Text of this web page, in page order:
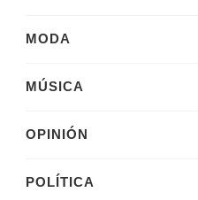
MODA
MÚSICA
OPINIÓN
POLÍTICA